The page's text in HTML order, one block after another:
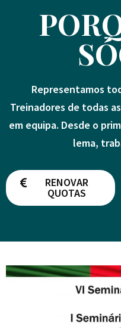
Representamos
Treinadores de todas
em equipa. Desde o
lema,
RENOVAR
QUOTAS